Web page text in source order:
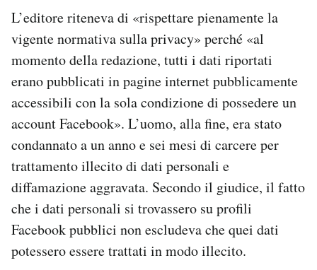
L’editore riteneva di «rispettare pienamente la
vigente normativa sulla privacy» perché «al
momento della redazione, tutti i dati riportati
erano pubblicati in pagine internet pubblicamente
accessibili con la sola condizione di possedere un
account Facebook». L’uomo, alla fine, era stato
condannato a un anno e sei mesi di carcere per
trattamento illecito di dati personali e
diffamazione aggravata. Secondo il giudice, il fatto
che i dati personali si trovassero su profili
Facebook pubblici non escludeva che quei dati
potessero essere trattati in modo illecito.